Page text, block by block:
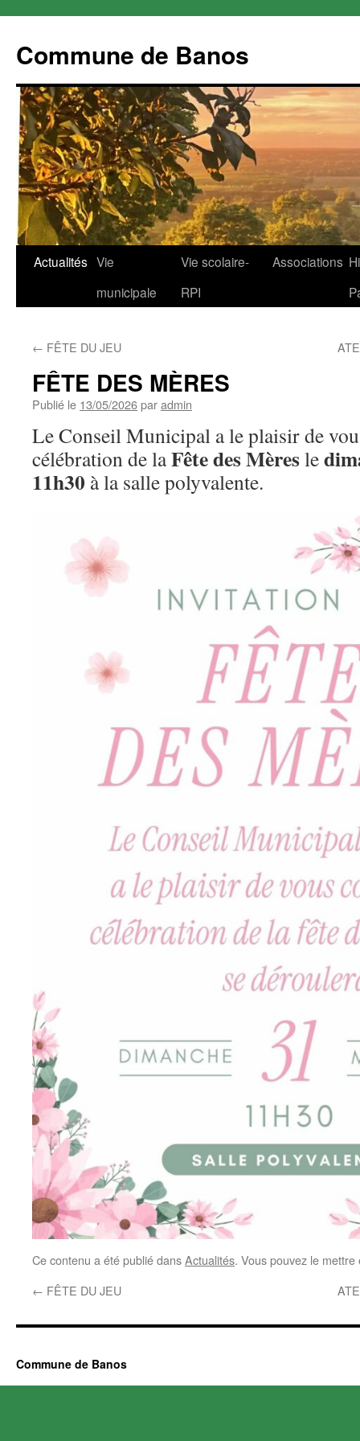
Commune de Banos
Aller
Actualités Vie
municipale
Vie scolaire-
RPI
Associations
← FÊTE DU JEU
FÊTE DES MÈRES
Publié le 13/05/2026paradmin
Le Conseil Municipal a le plaisir de
célébration de laFête des Mèresle
11h30 à la salle polyvalente.
Ce contenu a été publié dansActualités. Vous pouvez le
← FÊTE DU JEU
Commune de Banos